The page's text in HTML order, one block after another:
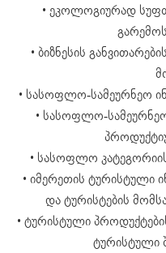
• ეკოლოგიურად
• ბიზნესის
• სასოფლო-სამეურნეო
• სასოფლო-
• სასოფლო
• იმერეთის ტურისტული
და ტურისტების
• ტურისტული
ტურისტული